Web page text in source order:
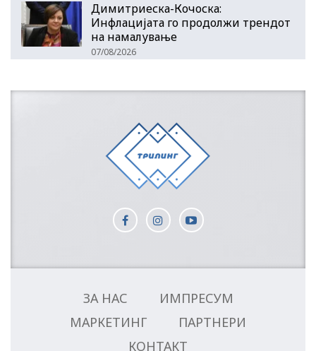
Димитриеска-Кочоска:
Инфлацијата го продолжи трендот
на намалување
07/08/2026
ЗА НАС
ИМПРЕСУМ
МАРКЕТИНГ
ПАРТНЕРИ
КОНТАКТ